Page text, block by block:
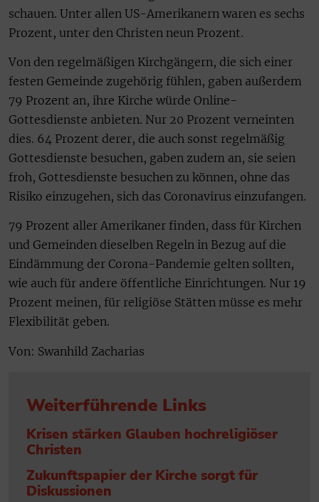
schauen. Unter allen US-Amerikanern waren es sechs
Prozent, unter den Christen neun Prozent.
Von den regelmäßigen Kirchgängern, die sich einer
festen Gemeinde zugehörig fühlen, gaben außerdem
79 Prozent an, ihre Kirche würde Online-
Gottesdienste anbieten. Nur 20 Prozent verneinten
dies. 64 Prozent derer, die auch sonst regelmäßig
Gottesdienste besuchen, gaben zudem an, sie seien
froh, Gottesdienste besuchen zu können, ohne das
Risiko einzugehen, sich das Coronavirus einzufangen.
79 Prozent aller Amerikaner finden, dass für Kirchen
und Gemeinden dieselben Regeln in Bezug auf die
Eindämmung der Corona-Pandemie gelten sollten,
wie auch für andere öffentliche Einrichtungen. Nur 19
Prozent meinen, für religiöse Stätten müsse es mehr
Flexibilität geben.
Von: Swanhild Zacharias
Weiterführende Links
Krisen stärken Glauben hochreligiöser
Christen
Zukunftspapier der Kirche sorgt für
Diskussionen